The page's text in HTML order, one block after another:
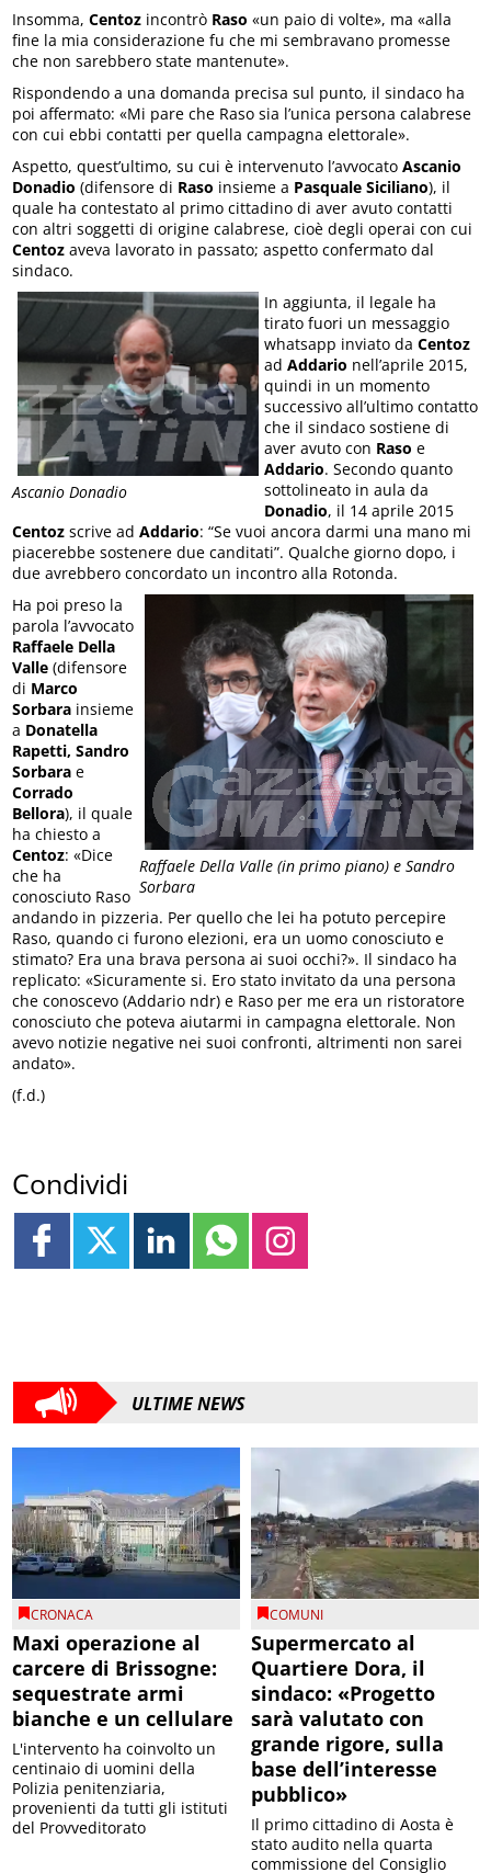
Insomma,Centoz incontrò Raso «un paio di volte», ma «alla
fine la mia considerazione fu che mi sembravano promesse
che non sarebbero state mantenute».
Rispondendo a una domanda precisa sul punto, il sindaco ha
poi affermato: «Mi pare che Raso sia l’unica persona calabrese
con cui ebbi contatti per quella campagna elettorale».
Aspetto, quest’ultimo, su cui è intervenuto l’avvocatoAscanio
Donadio (difensore di Raso insieme a Pasquale Siciliano), il
quale ha contestato al primo cittadino di aver avuto contatti
con altri soggetti di origine calabrese, cioè degli operai con cui
Centoz aveva lavorato in passato; aspetto confermato dal
sindaco.
Ascanio Donadio
In aggiunta, il legale ha
tirato fuori un messaggio
whatsapp inviato daCentoz
adAddario nell’aprile 2015,
quindi in un momento
successivo all’ultimo contatto
che il sindaco sostiene di
aver avuto con Raso e
Addario. Secondo quanto
sottolineato in aula da
Donadio, il 14 aprile 2015
Centoz scrive adAddario: “Se vuoi ancora darmi una mano mi
piacerebbe sostenere due canditati”. Qualche giorno dopo, i
due avrebbero concordato un incontro alla Rotonda.
Raffaele Della Valle (in primo piano) e Sandro
Sorbara
Ha poi preso la
parola l’avvocato
Raffaele Della
Valle (difensore
di Marco
Sorbara insieme
a Donatella
Rapetti, Sandro
Sorbara e
Corrado
Bellora), il quale
ha chiesto a
Centoz: «Dice
che ha
conosciuto Raso
andando in pizzeria. Per quello che lei ha potuto percepire
Raso, quando ci furono elezioni, era un uomo conosciuto e
stimato? Era una brava persona ai suoi occhi?». Il sindaco ha
replicato: «Sicuramente si. Ero stato invitato da una persona
che conoscevo (Addario ndr) e Raso per me era un ristoratore
conosciuto che poteva aiutarmi in campagna elettorale. Non
avevo notizie negative nei suoi confronti, altrimenti non sarei
andato».
(f.d.)
Condividi
ULTIME NEWS
CRONACA
Maxi operazione al
carcere di Brissogne:
sequestrate armi
bianche e un cellulare
L'intervento ha coinvolto un
centinaio di uomini della
Polizia penitenziaria,
provenienti da tutti gli istituti
del Provveditorato
COMUNI
Supermercato al
Quartiere Dora, il
sindaco: «Progetto
sarà valutato con
grande rigore, sulla
base dell’interesse
pubblico»
Il primo cittadino di Aosta è
stato audito nella quarta
commissione del Consiglio